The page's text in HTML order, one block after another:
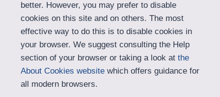
better. However, you may prefer to disable
cookies on this site and on others. The most
effective way to do this is to disable cookies in
your browser. We suggest consulting the Help
section of your browser or taking a look at the
About Cookies website which offers guidance for
all modern browsers.